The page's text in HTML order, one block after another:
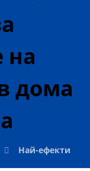
на
дома
Най-ефективни